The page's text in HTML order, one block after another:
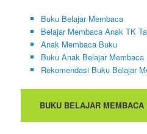
Buku Belajar Membaca
Belajar Membaca Anak TK
Anak Membaca Buku
Buku Anak Belajar Membaca
Rekomendasi Buku Belajar
BUKU BELAJAR MEMBACA